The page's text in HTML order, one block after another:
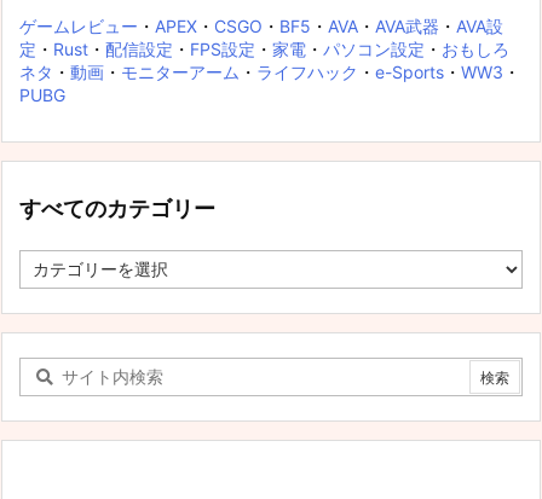
ゲームレビュー ・ APEX ・ CSGO ・ BF5 ・ AVA ・ AVA武器 ・ AVA設
定 ・ Rust ・ 配信設定 ・ FPS設定 ・ 家電 ・ パソコン設定 ・ おもしろ
ネタ ・ 動画 ・ モニターアーム ・ ライフハック ・ e-Sports ・ WW3 ・
PUBG
すべてのカテゴリー
べ
の
ゴ
リ
ー